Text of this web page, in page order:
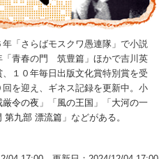
「さらばモスクワ愚連隊」で小説
「青春の門 筑豊篇」ほかで吉川英
１０年毎日出版文化賞特別賞を受
を迎え、ギネス記録を更新中。小
厳令の夜 」「 風の王国 」「 大河の一
第九部 漂流篇 」などがある。